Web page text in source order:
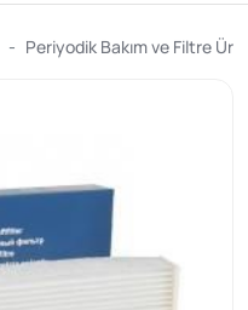
Periyodik Bakım ve Filtre